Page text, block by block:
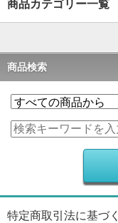
商品カテゴリー一覧
商品検索
特定商取引法に基づ